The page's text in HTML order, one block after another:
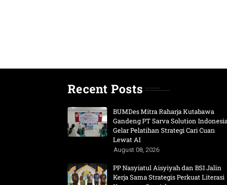
Recent Posts
BUMDes Mitra Raharja Kutabawa
Gandeng PT Sarva Solution
Gelar Pelatihan Strategi Cari Cuan
Lewat AI
August 08, 2026
PP Nasyiatul Aisyiyah dan BSI Jalin
Kerja Sama Strategis Perkuat Literasi